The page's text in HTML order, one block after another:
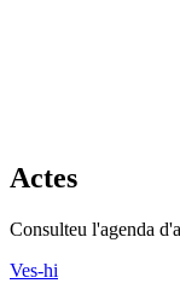
Actes
Consulteu l'agenda
Ves-hi